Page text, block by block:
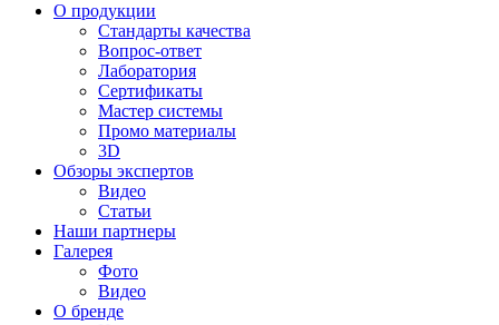
О продукции
Стандарты качества
Вопрос-ответ
Лаборатория
Сертификаты
Мастер системы
Промо материалы
3D
Обзоры экспертов
Видео
Статьи
Наши партнеры
Галерея
Фото
Видео
О бренде